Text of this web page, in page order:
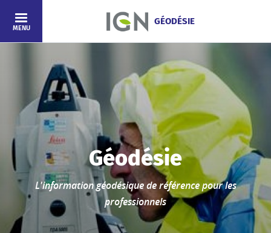
Aller au contenu principal
GÉODÉSIE
MENU
Accueil
Géodésie
L'information géodésique de référence pour les
professionnels